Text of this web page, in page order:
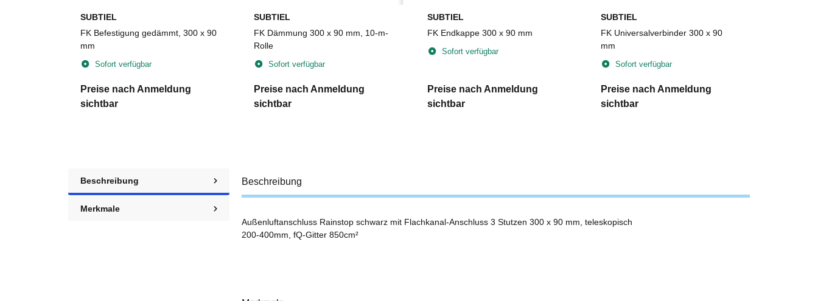
SUBTIEL
FK Befestigung gedämmt, 300 x 90
mm
Sofort verfügbar
Preise nach Anmeldung
sichtbar
SUBTIEL
FK Dämmung 300 x 90 mm, 10-m-
Rolle
Sofort verfügbar
Preise nach Anmeldung
sichtbar
SUBTIEL
FK Endkappe 300 x 90 mm
Sofort verfügbar
Preise nach Anmeldung
sichtbar
SUBTIEL
FK Universalverbinder 300 x 90
mm
Sofort verfügbar
Preise nach Anmeldung
sichtbar
Beschreibung
Merkmale
Beschreibung
Außenluftanschluss Rainstop schwarz mit Flachkanal-Anschluss 3 Stutzen 300 x 90 mm, teleskopisch
200-400mm, fQ-Gitter 850cm²